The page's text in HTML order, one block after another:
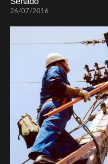
26/07/2016